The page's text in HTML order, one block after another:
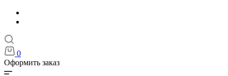
0
Оформить заказ